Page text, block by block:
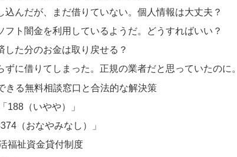
込んだが、まだ借りていない。個人情報は大丈夫？
フト闇金を利用しているようだ。どうすればいい？
した分のお金は取り戻せる？
ずに借りてしまった。正規の業者だと思っていたのに。
きる無料相談窓口と合法的な解決策
188（いやや）」
（おなやみなし）」
福祉資金貸付制度